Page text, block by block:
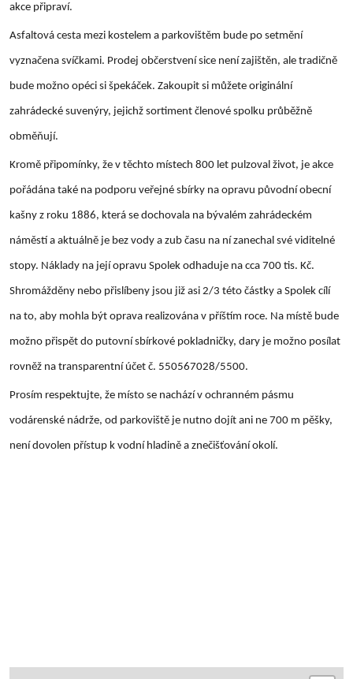
akce připraví.
Asfaltová cesta mezi kostelem a parkovištěm bude po setmění
vyznačena svíčkami. Prodej občerstvení sice není zajištěn, ale tradičně
bude možno opéci si špekáček. Zakoupit si můžete originální
zahrádecké suvenýry, jejichž sortiment členové spolku průběžně
obměňují.
Kromě připomínky, že v těchto místech 800 let pulzoval život, je akce
pořádána také na podporu veřejné sbírky na opravu původní obecní
kašny z roku 1886, která se dochovala na bývalém zahrádeckém
náměstí a aktuálně je bez vody a zub času na ní zanechal své viditelné
stopy. Náklady na její opravu Spolek odhaduje na cca 700 tis. Kč.
Shromážděny nebo přislíbeny jsou již asi 2/3 této částky a Spolek cílí
na to, aby mohla být oprava realizována v příštím roce. Na místě bude
možno přispět do putovní sbírkové pokladničky, dary je možno posílat
rovněž na transparentní účet č. 550567028/5500.
Prosím respektujte, že místo se nachází v ochranném pásmu
vodárenské nádrže, od parkoviště je nutno dojít ani ne 700 m pěšky,
není dovolen přístup k vodní hladině a znečišťování okolí.